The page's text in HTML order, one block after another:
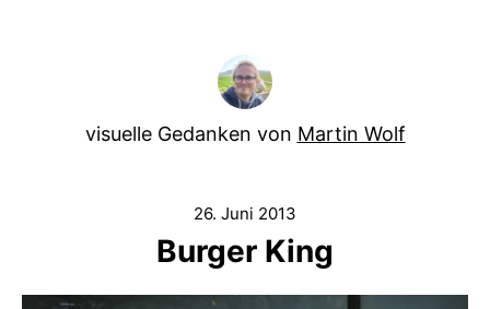
visuelle Gedanken von Martin Wolf
26. Juni 2013
Burger King